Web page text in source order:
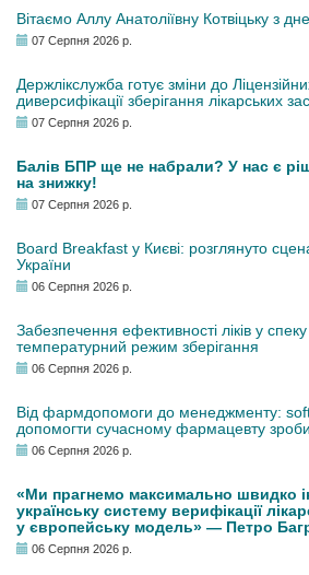
Вітаємо Аллу Анатоліївну Котвіцьку з
07 Серпня 2026 р.
Держлікслужба готує зміни до
диверсифікації зберігання лікарських
07 Серпня 2026 р.
Балів БПР ще не набрали? У нас є
на знижку!
07 Серпня 2026 р.
Board Breakfast у Києві: розглянуто
України
06 Серпня 2026 р.
Забезпечення ефективності ліків у
температурний режим зберігання
06 Серпня 2026 р.
Від фармдопомоги до менеджменту:
допомогти сучасному фармацевту
06 Серпня 2026 р.
«Ми прагнемо максимально швидко
українську систему верифікації
у європейську модель» — Петро
06 Серпня 2026 р.